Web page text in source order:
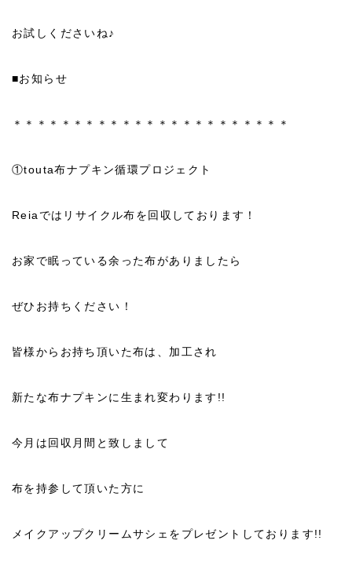
お試しくださいね♪
■お知らせ
＊＊＊＊＊＊＊＊＊＊＊＊＊＊＊＊＊＊＊＊＊＊＊
①touta布ナプキン循環プロジェクト
Reiaではリサイクル布を回収しております！
お家で眠っている余った布がありましたら
ぜひお持ちください！
皆様からお持ち頂いた布は、加工され
新たな布ナプキンに生まれ変わります!!
今月は回収月間と致しまして
布を持参して頂いた方に
メイクアップクリームサシェをプレゼントしております!!